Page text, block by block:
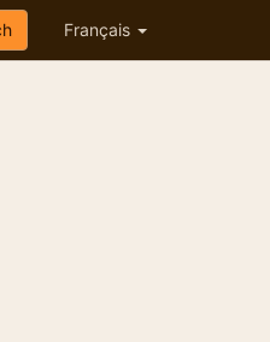
Français